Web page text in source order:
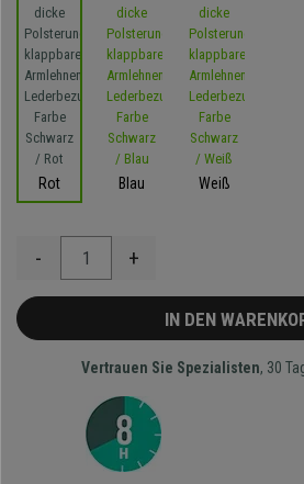
Rot Blau Weiß
- +
IN DEN
Vertrauen Sie Spezialisten, 30